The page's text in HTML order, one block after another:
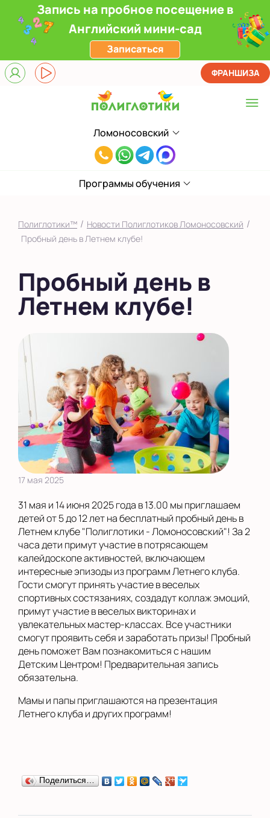
Запись на пробное посещение в
Английский мини-сад
Записаться
Ломоносовский
Выберите центр
Верхние Лихоборы
ЖК Прокшино
Фили
в Южном Бутово
во Внуково
на Беломорской
на Домодедовской
на Коломенской
в Московской
области
Показать на карте
Выбрать другой город
8(916)241-
33
ФРАНШИЗА
Программы обучения
Полиглотики™ / Новости Полиглотиков Ломоносовский /
Пробный день в Летнем клубе!
Пробный день в
Летнем клубе!
17 мая 2025
31 мая и 14 июня 2025 года в 13.00 мы приглашаем
детей от 5 до 12 лет на бесплатный пробный день в
Летнем клубе "Полиглотики - Ломоносовский"! За 2
часа дети примут участие в потрясающем
калейдоскопе активностей, включающем
интересные эпизоды из программ Летнего клуба.
Гости смогут принять участие в веселых
спортивных состязаниях, создадут коллаж эмоций,
примут участие в веселых викторинах и
увлекательных мастер-классах. Все участники
смогут проявить себя и заработать призы! Пробный
день поможет Вам познакомиться с нашим
Детским Центром! Предварительная запись
обязательна.
Мамы и папы приглашаются на презентация
Летнего клуба и других программ!
Поделиться…